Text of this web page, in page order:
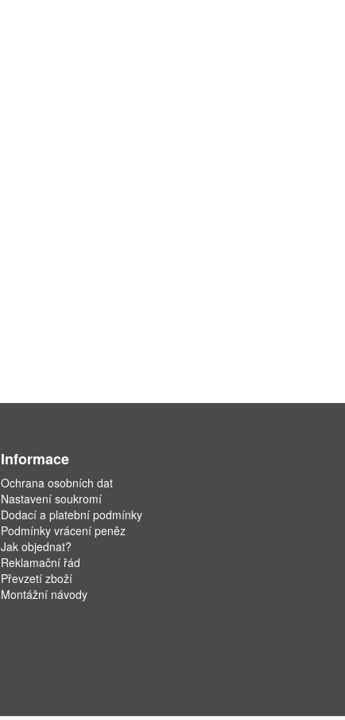
Informace
Ochrana osobních dat
Nastavení soukromí
Dodací a platební podmínky
Podmínky vrácení peněz
Jak objednat?
Reklamační řád
Převzetí zboží
Montážní návody